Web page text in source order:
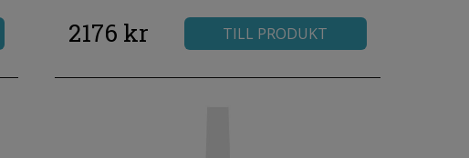
2176 kr TILL PRODUKT